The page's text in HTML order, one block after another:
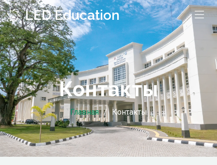
LED Education
Контакты
Главная Контакты